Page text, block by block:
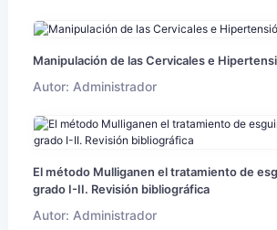
Manipulación de las Cervicales e
Autor: Administrador
El método Mulliganen el tratamiento de
grado I-II. Revisión bibliográfica
Autor: Administrador